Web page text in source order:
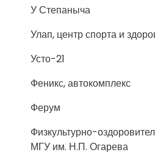
У Степаныча
Улап, центр спорта и
Усто-21
Феникс, автокомплекс
Ферум
Физкультурно-
МГУ им. Н.П. Огарева